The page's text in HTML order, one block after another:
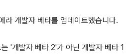
라 개발자 베타를 업데이트했습니다.
'개발자 베타 2'가 아닌 개발자 베타 1